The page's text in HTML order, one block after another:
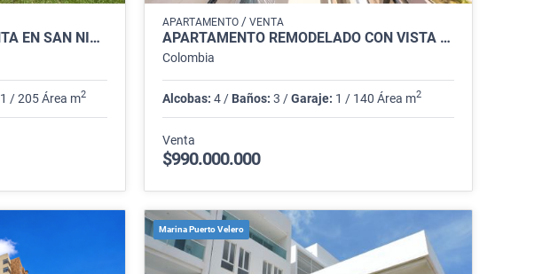
CASA DE DOS PISOS EN VENTA EN SAN NICOLÁS – SUBA, BOGOTÁ
1 / 205 Área m2
APARTAMENTO /VENTA
APARTAMENTO REMODELADO CON VISTA DIRECTA A LA BAHÍA EN CARTAGENA
Colombia
Alcobas: 4 / Baños: 3 /Garaje: 1 / 140 Área m2
Venta
$990.000.000
Marina Puerto Velero